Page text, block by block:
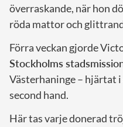
överraskande, när hon
röda mattor och
Förra veckan gjorde
Stockholms
Västerhaninge – hjärtat
second hand.
Här tas varje donerad